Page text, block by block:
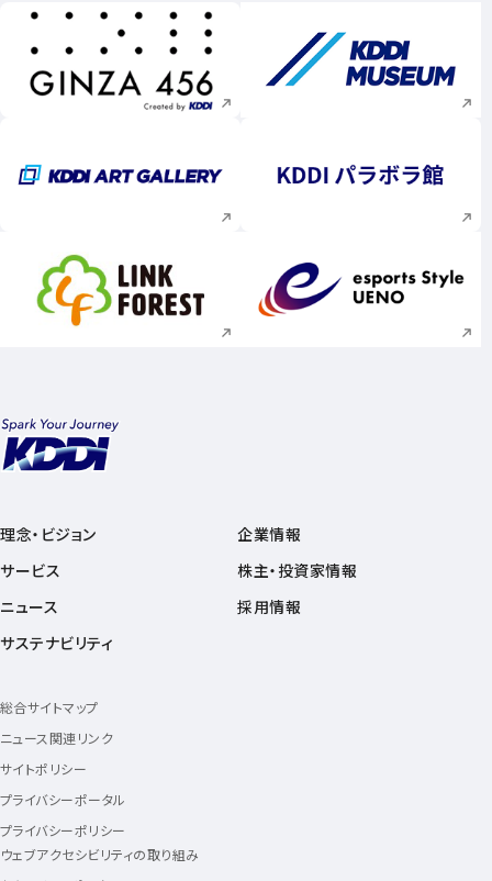
新規ウィンドウで開く 新規ウィンドウで
新規ウィンドウで開く 新規ウィンドウで
新規ウィンドウで開く 新規ウィンドウで
理念・ビジョン
サービス
ニュース
サステナビリティ
企業情報
株主・投資家情報
採用情報
総合サイトマップ
ニュース関連リンク
サイトポリシー
プライバシーポータル
プライバシーポリシー
ウェブアクセシビリティの取り組み